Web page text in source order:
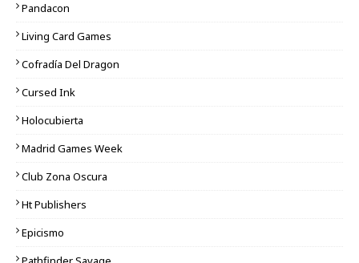
Pandacon
Living Card Games
Cofradía Del Dragon
Cursed Ink
Holocubierta
Madrid Games Week
Club Zona Oscura
Ht Publishers
Epicismo